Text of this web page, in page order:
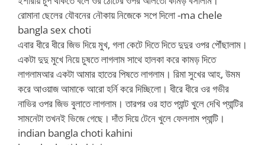
রোমানা ছেলের যৌবনের নৌকায় নিজেকে সপে দিলো -ma chele
bangla sex choti
এবার ধীরে ধীরে জিভ দিয়ে মুখ, গলা কেটে দিতে দিতে দুদুর ওপর পৌঁছালাম।
একটা দুদু মুখে নিয়ে চুষতে লাগলাম সাথে হালকা করে কামড় দিতে
লাগলামআর একটা আমার হাতের পিষতে লাগলাম। রিমা সুখের আহ, উমম
করে আওয়াজ আমাকে আরো হর্নি করে দিচ্ছিলো। ধীরে ধীরে ওর গভীর
নাভির ওপর জিভ বুলাতে লাগলাম। তারপর ওর হাত প্যান্ট খুলে দেখি প্যান্টির
সামনেটা তখনই ভিজে গেছে। দাঁত দিয়ে টেনে খুলে ফেললাম প্যান্টি।
indian bangla choti kahini